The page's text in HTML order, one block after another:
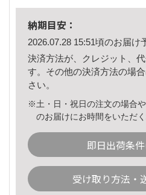
納期目安：
2026.07.28 15:51頃のお届け
決済方法が、クレジット、
す。その他の決済方法の場
さい。
※土・日・祝日の注文の場合
のお届けにお時間をいただ
即日出荷条
受け取り方法・